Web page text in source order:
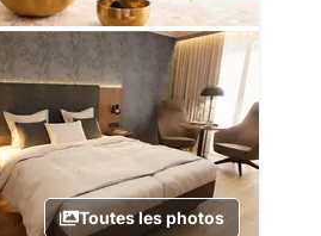
Toutes les photos